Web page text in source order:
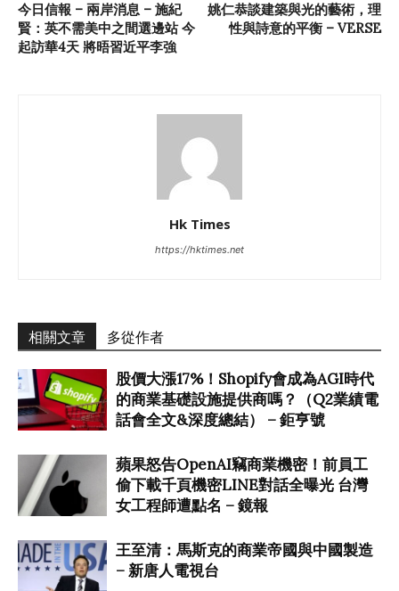
今日信報 – 兩岸消息 – 施紀
賢：英不需美中之間選邊站 今
起訪華4天 將晤習近平李強
姚仁恭談建築與光的藝術，理
性與詩意的平衡 – VERSE
Hk Times
https://hktimes.net
相關文章 多從作者
股價大漲17%！Shopify會成為AGI時代
的商業基礎設施提供商嗎？（Q2業績電
話會全文&深度總結） – 鉅亨號
蘋果怒告OpenAI竊商業機密！前員工
偷下載千頁機密LINE對話全曝光 台灣
女工程師遭點名 – 鏡報
王至清：馬斯克的商業帝國與中國製造
– 新唐人電視台